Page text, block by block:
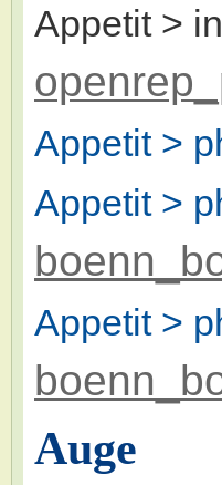
Appetit >
Appetit >
Appetit >
Appetit >
Auge